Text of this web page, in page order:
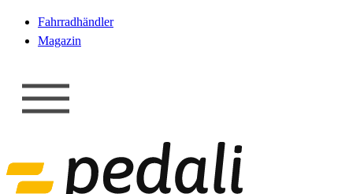
Fahrradhändler
Magazin